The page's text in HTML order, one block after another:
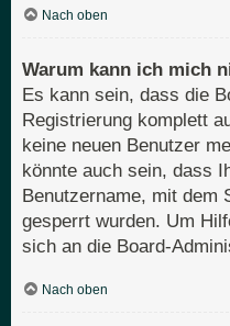
Nach oben
Warum kann ich mich
Es kann sein, dass die
Registrierung komplett
keine neuen Benutzer
könnte auch sein, dass
Benutzername, mit dem
gesperrt wurden. Um
sich an die Board-
Nach oben